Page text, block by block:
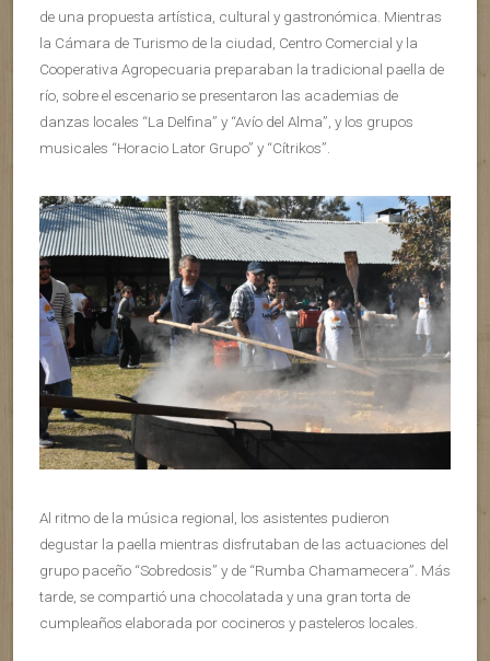
de una propuesta artística, cultural y gastronómica. Mientras
la Cámara de Turismo de la ciudad, Centro Comercial y la
Cooperativa Agropecuaria preparaban la tradicional paella de
río, sobre el escenario se presentaron las academias de
danzas locales “La Delfina” y “Avío del Alma”, y los grupos
musicales “Horacio Lator Grupo” y “Cítrikos”.
Al ritmo de la música regional, los asistentes pudieron
degustar la paella mientras disfrutaban de las actuaciones del
grupo paceño “Sobredosis” y de “Rumba Chamamecera”. Más
tarde, se compartió una chocolatada y una gran torta de
cumpleaños elaborada por cocineros y pasteleros locales.